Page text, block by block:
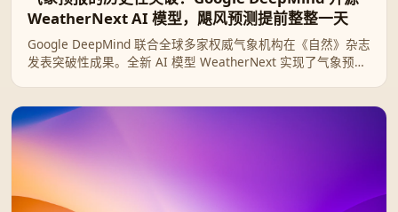
WeatherNext AI 模型，飓风预测提前整整一天
Google DeepMind 联合全球多家权威气象机构在《自然》杂志
发表突破性成果。全新 AI 模型 WeatherNext 实现了气象预报
已全面开源。